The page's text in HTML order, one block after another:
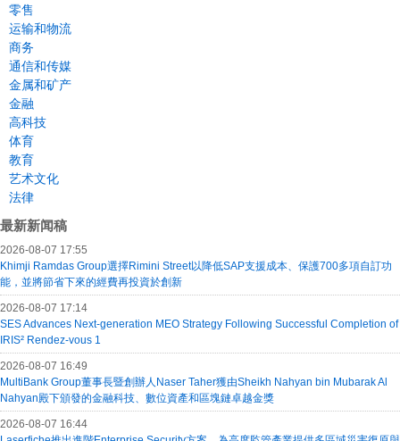
零售
运输和物流
商务
通信和传媒
金属和矿产
金融
高科技
体育
教育
艺术文化
法律
最新新闻稿
2026-08-07 17:55
Khimji Ramdas Group選擇Rimini Street以降低SAP支援成本、保護700多項自訂功
能，並將節省下來的經費再投資於創新
2026-08-07 17:14
SES Advances Next-generation MEO Strategy Following Successful Completion of
IRIS² Rendez-vous 1
2026-08-07 16:49
MultiBank Group董事長暨創辦人Naser Taher獲由Sheikh Nahyan bin Mubarak Al
Nahyan殿下頒發的金融科技、數位資產和區塊鏈卓越金獎
2026-08-07 16:44